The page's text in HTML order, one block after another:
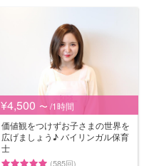
¥4,500 〜 /1時間
価値観をつけずお子さまの世界を
広げましょう♪ バイリンガル保育
士
(585回)